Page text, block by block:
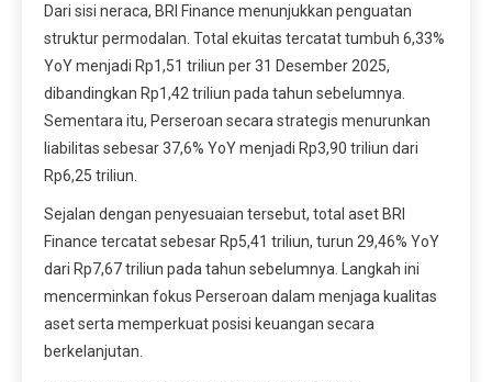
Dari sisi neraca, BRI Finance menunjukkan penguatan
struktur permodalan. Total ekuitas tercatat tumbuh 6,33%
YoY menjadi Rp1,51 triliun per 31 Desember 2025,
dibandingkan Rp1,42 triliun pada tahun sebelumnya.
Sementara itu, Perseroan secara strategis menurunkan
liabilitas sebesar 37,6% YoY menjadi Rp3,90 triliun dari
Rp6,25 triliun.
Sejalan dengan penyesuaian tersebut, total aset BRI
Finance tercatat sebesar Rp5,41 triliun, turun 29,46% YoY
dari Rp7,67 triliun pada tahun sebelumnya. Langkah ini
mencerminkan fokus Perseroan dalam menjaga kualitas
aset serta memperkuat posisi keuangan secara
berkelanjutan.